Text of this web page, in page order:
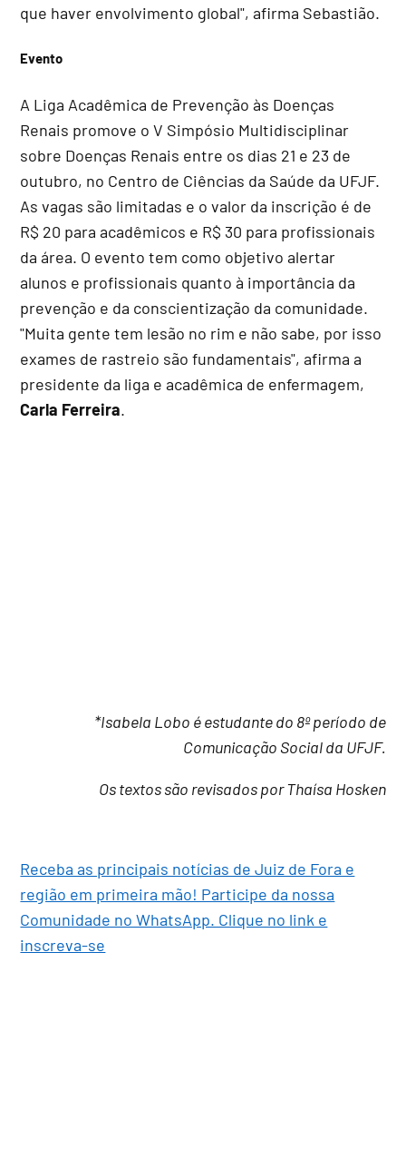
que haver envolvimento global", afirma Sebastião.
Evento
A Liga Acadêmica de Prevenção às Doenças
Renais promove o V Simpósio Multidisciplinar
sobre Doenças Renais entre os dias 21 e 23 de
outubro, no Centro de Ciências da Saúde da UFJF.
As vagas são limitadas e o valor da inscrição é de
R$ 20 para acadêmicos e R$ 30 para profissionais
da área. O evento tem como objetivo alertar
alunos e profissionais quanto à importância da
prevenção e da conscientização da comunidade.
"Muita gente tem lesão no rim e não sabe, por isso
exames de rastreio são fundamentais", afirma a
presidente da liga e acadêmica de enfermagem,
Carla Ferreira.
*Isabela Lobo é estudante do 8º período de
Comunicação Social da UFJF.
Os textos são revisados por Thaísa Hosken
Receba as principais notícias de Juiz de Fora e
região em primeira mão! Participe da nossa
Comunidade no WhatsApp. Clique no link e
inscreva-se